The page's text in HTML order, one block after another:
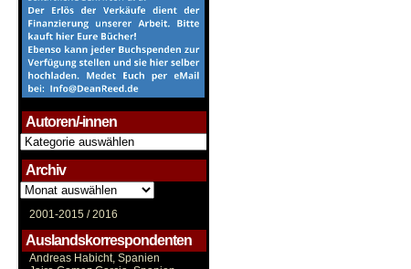
Autoren/-innen
Autoren/-
innen
Archiv
Archiv
2001-2015 /2016
Auslandskorrespondenten
Andreas Habicht, Spanien